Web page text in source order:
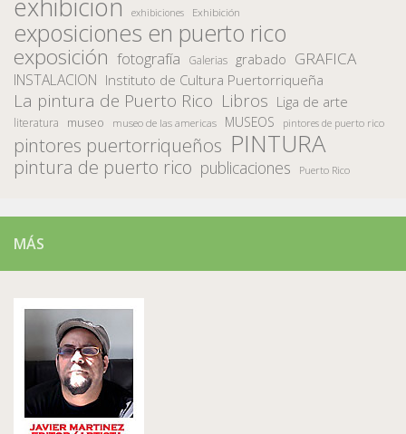
exhibicion exhibiciones Exhibición
exposiciones en puerto rico
exposición fotografía Galerias grabado GRAFICA
INSTALACION Instituto de Cultura Puertorriqueña
La pintura de Puerto Rico Libros Liga de arte
literatura museo museo de las americas MUSEOS pintores de puerto rico
pintores puertorriqueños PINTURA
pintura de puerto rico publicaciones Puerto Rico
MÁS